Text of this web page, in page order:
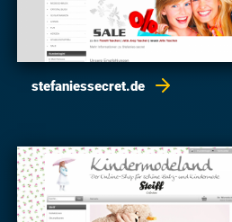
stefaniessecret.de